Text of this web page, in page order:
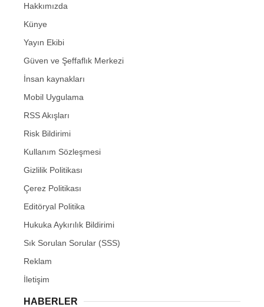
Hakkımızda
Künye
Yayın Ekibi
Güven ve Şeffaflık Merkezi
İnsan kaynakları
Mobil Uygulama
RSS Akışları
Risk Bildirimi
Kullanım Sözleşmesi
Gizlilik Politikası
Çerez Politikası
Editöryal Politika
Hukuka Aykırılık Bildirimi
Sık Sorulan Sorular (SSS)
Reklam
İletişim
HABERLER